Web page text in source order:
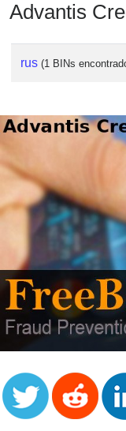
Advantis
rus (1 BINs